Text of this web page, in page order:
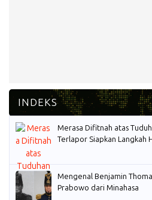
Merasa Difitnah atas
Terlapor Siapkan Langkah
Mengenal Benjamin
Prabowo dari Minahasa